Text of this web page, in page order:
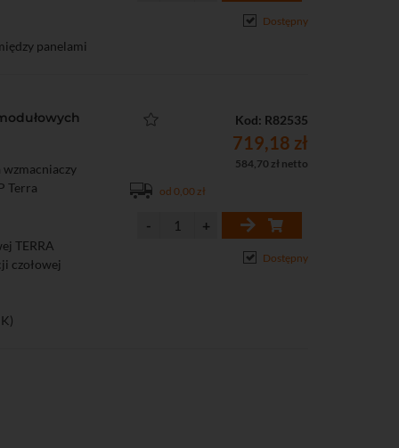
panelami
Dostępny
wzmacniaczy
Terra
TERRA
czołowej
Kod: R82535
719,18 zł
584,70 zł netto
od 0,00 zł
Dostępny